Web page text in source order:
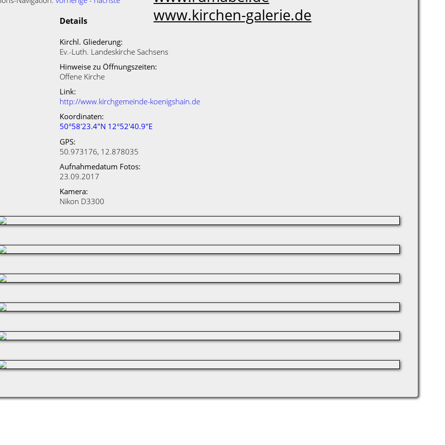
www.kirchen-galerie.de
Details
Kirchl. Gliederung:
Ev.-Luth. Landeskirche Sachsens
Hinweise zu Öffnungszeiten:
Offene Kirche
Link:
http://www.kirchgemeinde-koenigshain.de
Koordinaten:
50°58'23.4"N 12°52'40.9"E
GPS:
50.973176, 12.878035
Aufnahmedatum Fotos:
23.09.2017
Kamera:
Nikon D3300